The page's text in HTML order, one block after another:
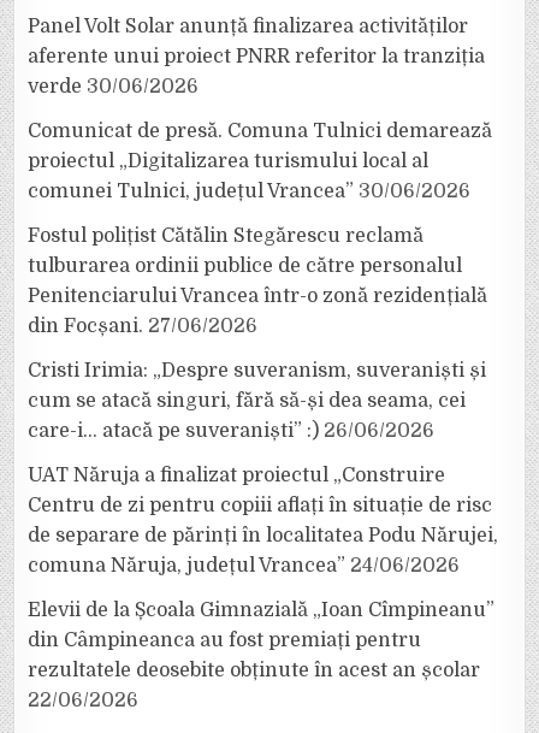
Panel Volt Solar anunță finalizarea activităților
aferente unui proiect PNRR referitor la tranziția
verde 30/06/2026
Comunicat de presă. Comuna Tulnici demarează
proiectul „Digitalizarea turismului local al
comunei Tulnici, județul Vrancea” 30/06/2026
Fostul polițist Cătălin Stegărescu reclamă
tulburarea ordinii publice de către personalul
Penitenciarului Vrancea într-o zonă rezidențială
din Focșani. 27/06/2026
Cristi Irimia: „Despre suveranism, suveraniști și
cum se atacă singuri, fără să-și dea seama, cei
care-i… atacă pe suveraniști” :) 26/06/2026
UAT Năruja a finalizat proiectul „Construire
Centru de zi pentru copiii aflați în situație de risc
de separare de părinți în localitatea Podu Nărujei,
comuna Năruja, județul Vrancea” 24/06/2026
Elevii de la Școala Gimnazială „Ioan Cîmpineanu”
din Câmpineanca au fost premiați pentru
rezultatele deosebite obținute în acest an școlar
22/06/2026